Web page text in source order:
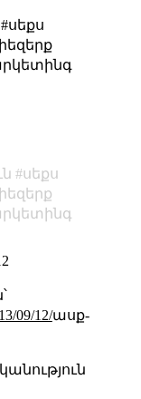
սեքս
09/12/ասք-